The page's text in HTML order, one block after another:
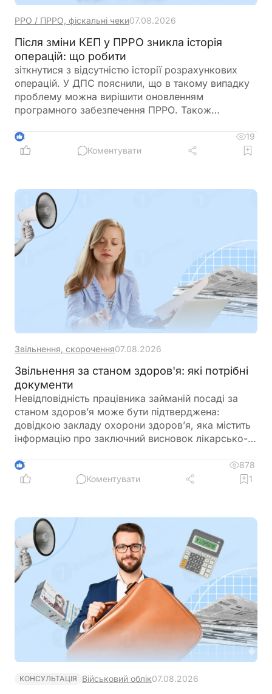
РРО / ПРРО, фіскальні чеки07.08.2026
Після зміни КЕП у ПРРО зникла історія
операцій: що робити
зіткнутися з відсутністю історії розрахункових
операцій. У ДПС пояснили, що в такому випадку
проблему можна вирішити оновленням
програмного забезпечення ПРРО. Також
повідомлення за формою J/F1391802 із даними
нового сертифіката відкритого ключа
4
19
Коментувати
Звільнення, скорочення07.08.2026
Звільнення за станом здоров'я: які потрібні
документи
Невідповідність працівника займаній посаді за
станом здоров’я може бути підтверджена:
довідкою закладу охорони здоров’я, яка містить
інформацію про заключний висновок лікарсько-
5
878
Коментувати
1
КОНСУЛЬТАЦІЯ Військовий облік07.08.2026